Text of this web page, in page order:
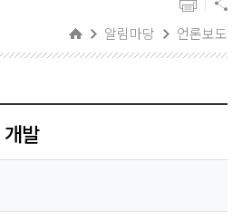
알림마당 언론보도
발